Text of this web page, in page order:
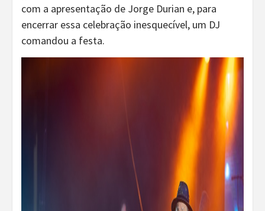
com a apresentação de Jorge Durian e, para
encerrar essa celebração inesquecível, um DJ
comandou a festa.